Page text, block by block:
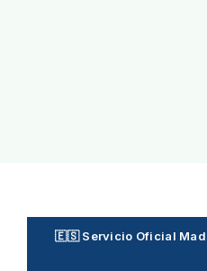
🇪🇸 Servicio Oficial